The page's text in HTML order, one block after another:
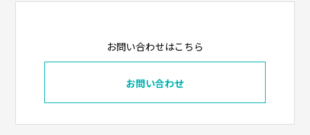
お問い合わせはこちら
お問い合わせ